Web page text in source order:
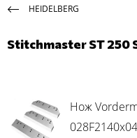
HEIDELBERG
Stitchmaster ST 250
Нож